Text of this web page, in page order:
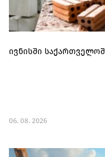
ივნისში
06. 08. 2026